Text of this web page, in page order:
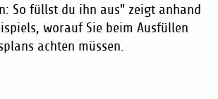
So füllst du ihn aus" zeigt anhand
worauf Sie beim Ausfüllen
achten müssen.